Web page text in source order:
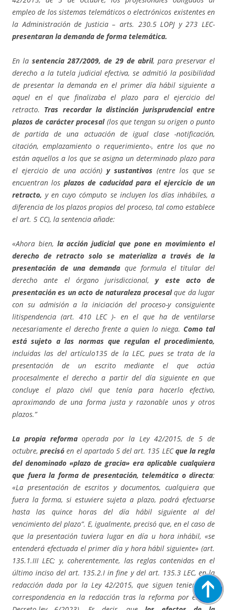
empleo de los sistemas telemáticos o electrónicos existentes en
la Administración de Justicia – arts. 230.5 LOPJ y 273 LEC-
presentaran la demanda de forma telemática.
En lasentencia 287/2009, de 29 de abril, para preservar el
derecho a la tutela judicial efectiva, se admitió la posibilidad
de presentar la demanda en el primer día hábil siguiente a
aquel en el que finalizaba el plazo para el ejercicio del
retracto. Tras recordar la distinción jurisprudencial entre
plazos de carácter procesal(los que tengan su origen o punto
de partida de una actuación de igual clase -notificación,
citación, emplazamiento o requerimiento-, entre los que no
están aquellos a los que se asigna un determinado plazo para
el ejercicio de una acción) y sustantivos (entre los que se
encuentran los plazos de caducidad para el ejercicio de un
retracto, y en cuyo cómputo se incluyen los días inhábiles, a
diferencia de los plazos propios del proceso, tal como establece
el art. 5 CC), la sentencia añade:
«Ahora bien, la acción judicial que pone en movimiento el
derecho de retracto solo se materializa a través de la
presentación de una demanda que formula el titular del
derecho ante el órgano jurisdiccional,y este acto de
presentación es un acto de naturaleza procesalque da lugar
con su admisión a la iniciación del proceso-y consiguiente
litispendencia (art. 410 LEC )- en el que ha de ventilarse
necesariamente el derecho frente a quien lo niega. Como tal
está sujeto a las normas que regulan el procedimiento,
incluidas las del artículo135 de la LEC, pues se trata de la
presentación de un escrito mediante el que actúa
procesalmente el derecho a partir del día siguiente en que
concluye el plazo civil que tenía para hacerlo efectivo,
aproximando de una forma justa y razonable unos y otros
plazos.”
La propia reformaoperada por la Ley 42/2015, de 5 de
octubre,precisó en el apartado 5 del art. 135 LECque la regla
del denominado «plazo de gracia» era aplicable cualquiera
que fuera la forma de presentación, telemática o directa:
«La presentación de escritos y documentos, cualquiera que
fuera la forma, si estuviere sujeta a plazo, podrá efectuarse
hasta las quince horas del día hábil siguiente al del
vencimiento del plazo”. E, igualmente, precisó que, en el caso de
que la presentación tuviera lugar en día u hora inhábil, «se
entenderá efectuada el primer día y hora hábil siguiente» (art.
135.1.III LEC; y, coherentemente, las reglas contenidas en el
último inciso del art. 135.2.I in fine y del art. 135.3 LEC, en la
redacción dada por la Ley 42/2015, que siguen teniendo su
correspondencia en la redacción tras la reforma por el Real